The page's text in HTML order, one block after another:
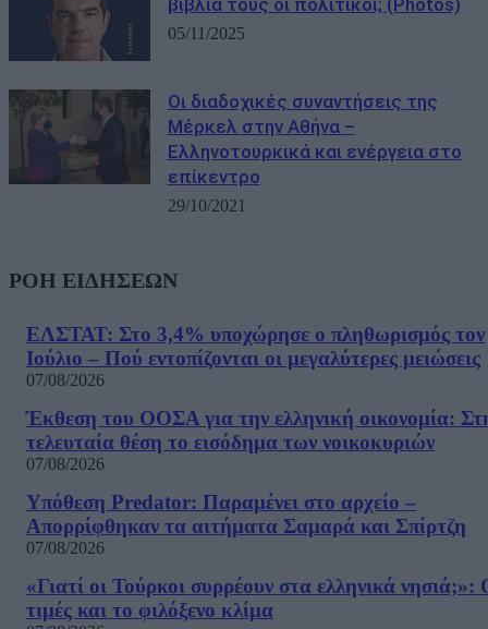
05/11/2025
Oι διαδοχικές συναντήσεις της
Μέρκελ στην Αθήνα –
Ελληνοτουρκικά και ενέργεια στο
επίκεντρο
29/10/2021
ΡΟΗ ΕΙΔΗΣΕΩΝ
ΕΛΣΤΑΤ: Στο 3,4% υποχώρησε ο πληθωρισμός τον
Ιούλιο – Πού εντοπίζονται οι μεγαλύτερες μειώσεις
07/08/2026
Έκθεση του ΟΟΣΑ για την ελληνική οικονομία:
τελευταία θέση το εισόδημα των νοικοκυριών
07/08/2026
Υπόθεση Predator: Παραμένει στο αρχείο –
Απορρίφθηκαν τα αιτήματα Σαμαρά και Σπίρτζη
07/08/2026
«Γιατί οι Τούρκοι συρρέουν στα ελληνικά νησιά;»:
τιμές και το φιλόξενο κλίμα